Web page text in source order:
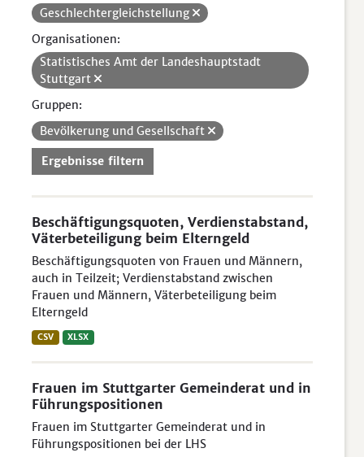
Geschlechtergleichstellung
Organisationen:
Statistisches Amt der Landeshauptstadt
Stuttgart
Gruppen:
Bevölkerung und Gesellschaft
Ergebnisse filtern
Beschäftigungsquoten, Verdienstabstand,
Väterbeteiligung beim Elterngeld
Beschäftigungsquoten von Frauen und Männern,
auch in Teilzeit; Verdienstabstand zwischen
Frauen und Männern, Väterbeteiligung beim
Elterngeld
CSV XLSX
Frauen im Stuttgarter Gemeinderat und in
Führungspositionen
Frauen im Stuttgarter Gemeinderat und in
Führungspositionen bei der LHS